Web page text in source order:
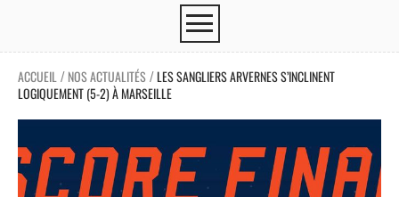
ACCUEIL / NOS ACTUALITÉS /LES SANGLIERS ARVERNES S’INCLINENT
LOGIQUEMENT (5-2) À MARSEILLE